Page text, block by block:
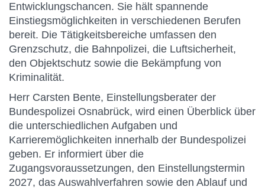
Entwicklungschancen. Sie hält spannende
Einstiegsmöglichkeiten in verschiedenen Berufen
bereit. Die Tätigkeitsbereiche umfassen den
Grenzschutz, die Bahnpolizei, die Luftsicherheit,
den Objektschutz sowie die Bekämpfung von
Kriminalität.
Herr Carsten Bente, Einstellungsberater der
Bundespolizei Osnabrück, wird einen Überblick über
die unterschiedlichen Aufgaben und
Karrieremöglichkeiten innerhalb der Bundespolizei
geben. Er informiert über die
Zugangsvoraussetzungen, den Einstellungstermin
2027, das Auswahlverfahren sowie den Ablauf und